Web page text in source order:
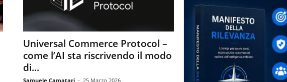
Universal Commerce Protocol –
come l’AI sta riscrivendo il modo
di...
Samuele Camatari - 25 Marzo 2026